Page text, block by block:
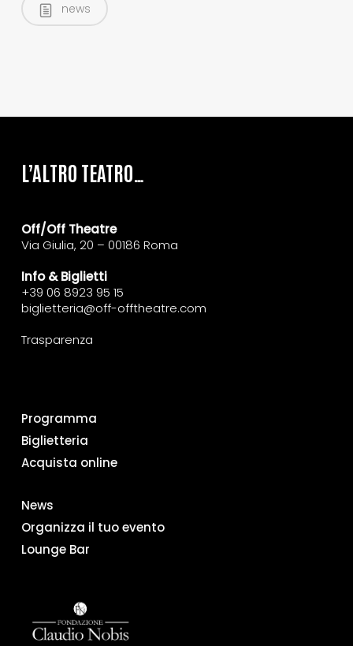
news
L’ALTRO TEATRO…
Off/Off Theatre
Via Giulia, 20 – 00186 Roma
Info & Biglietti
+39 06 8923 95 15
biglietteria@off-offtheatre.com
Trasparenza
Programma
Biglietteria
Acquista online
News
Organizza il tuo evento
Lounge Bar